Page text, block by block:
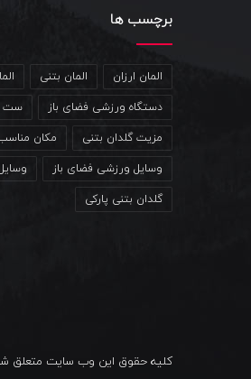
برچسب ها
المان ارزان المان بتنی
دستگاه ورزشی فضای باز ست
مزیت گلدان بتنی مکان
وسایل ورزشی فضای باز
گلدان بتنی پارکی
کلیه حقوق این وب سایت متعلق